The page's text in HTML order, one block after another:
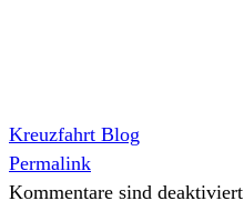
Kreuzfahrt Blog
Permalink
Kommentare sind deaktiviert